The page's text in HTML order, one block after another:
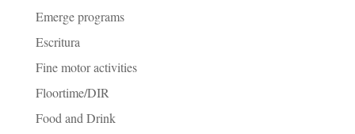
Emerge programs
Escritura
Fine motor activities
Floortime/DIR
Food and Drink